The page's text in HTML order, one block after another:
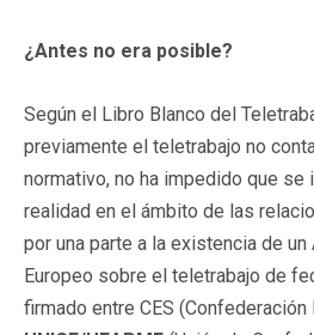
¿Antes no era posible?
Según el Libro Blanco del
previamente el teletrabajo no
normativo, no ha impedido que se
realidad en el ámbito de las
por una parte a la existencia de un
Europeo sobre el teletrabajo de
firmado entre CES